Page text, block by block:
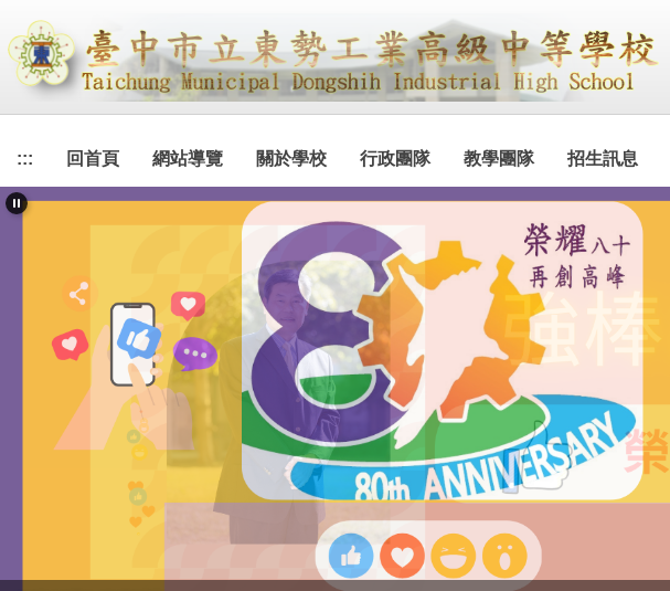
到
主
要
內
區
::: 回首頁 網站導覽 關於學校 行政團隊 教學團隊 招生訊息